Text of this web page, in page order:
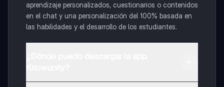
aprendizaje personalizados, cuestionarios o contenidos
en el chat y una personalización del 100% basada en
las habilidades y el desarrollo de los estudiantes.